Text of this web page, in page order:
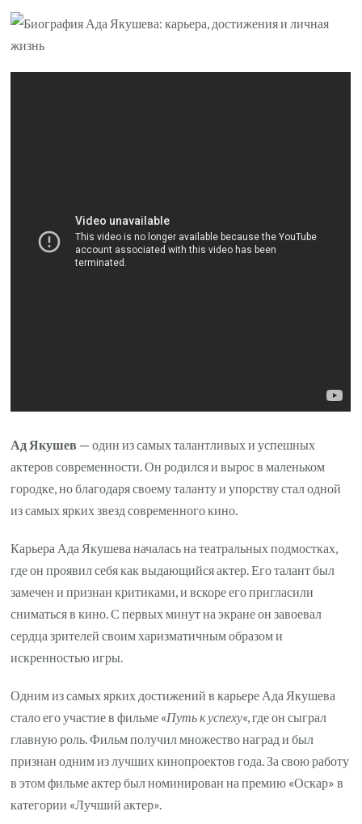
Ада
личная
жизнь
Ад Якушев — один из самых талантливых и успешных
актеров современности. Он родился и вырос в маленьком
городке, но благодаря своему таланту и упорству стал одной
из самых ярких звезд современного кино.
Карьера Ада Якушева началась на театральных подмостках,
где он проявил себя как выдающийся актер. Его талант был
замечен и признан критиками, и вскоре его пригласили
сниматься в кино. С первых минут на экране он завоевал
сердца зрителей своим харизматичным образом и
искренностью игры.
Одним из самых ярких достижений в карьере Ада Якушева
стало его участие в фильме «Путь к успеху«, где он сыграл
главную роль. Фильм получил множество наград и был
признан одним из лучших кинопроектов года. За свою работу
в этом фильме актер был номинирован на премию «Оскар» в
категории «Лучший актер».